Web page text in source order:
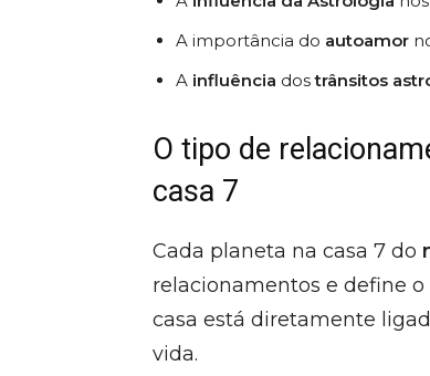
A importância do autoamor
A influência dostrânsitos
O tipo de
casa 7
Cada planeta na casa 7 do
relacionamentos e define
casa está diretamente
vida.